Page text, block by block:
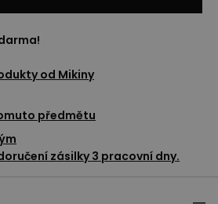
od Mikiny
předmětu
zásilky 3 pracovní dny.